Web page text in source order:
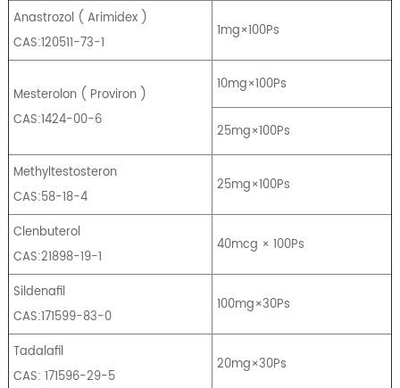
Anastrozol (Arimidex )
CAS:120511-73-1
1mg×100Ps
Mesterolon ( Proviron )
CAS:1424-00-6
10mg×100Ps
25mg×100Ps
Methyltestosteron
CAS:58-18-4
25mg×100Ps
Clenbuterol
CAS:21898-19-1
40mcg × 100Ps
Sildenafil
CAS:171599-83-0
100mg×30Ps
Tadalafil
CAS: 171596-29-5
20mg×30Ps